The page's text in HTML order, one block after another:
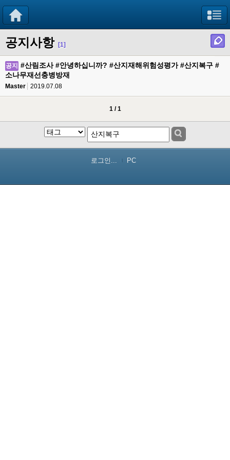
공지사항 [1]
공지
#산림조사 #안녕하십니까? #산지재해위험성평가 #산지복구 #
소나무재선충병방재
Master 2019.07.08
1 / 1
로그인... PC